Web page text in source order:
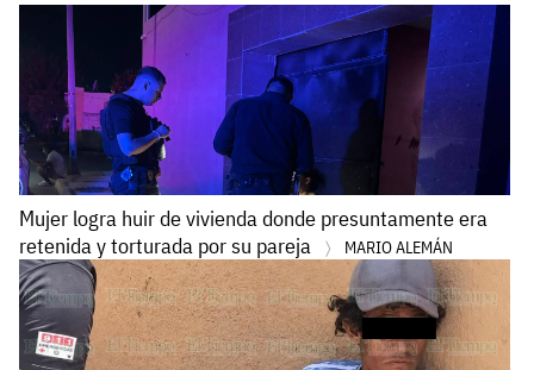
Mujer logra huir de vivienda donde presuntamente era
retenida y torturada por su pareja
MARIO ALEMÁN